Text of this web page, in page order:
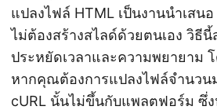
แปลงไฟล์ HTML เป็นงานนำเสน
ไม่ต้องสร้างสไลด์ด้วยตนเอง วิธี
ประหยัดเวลาและความพยายาม
หากคุณต้องการแปลงไฟล์จำนวน
cURL นั้นไม่ขึ้นกับแพลตฟอร์ม ซึ่